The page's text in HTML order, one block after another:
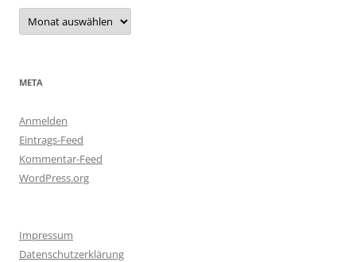
Archiv
META
Anmelden
Eintrags-Feed
Kommentar-Feed
WordPress.org
Impressum
Datenschutzerklärung